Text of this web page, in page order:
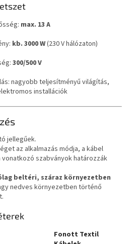
max. 13 A
kb. 3000 W(230 V hálózaton)
300/500 V
nagyobb teljesítményű világítás,
installációk
jellegűek.
az alkalmazás módja, a kábel
szabványok határozzák
beltéri, száraz környezetben
nedves környezetben történő
Fonott Textil